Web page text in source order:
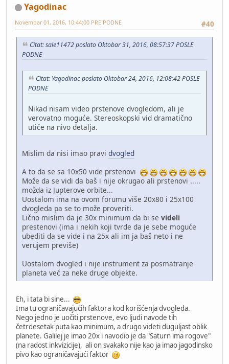
Yagodinac
#40
Novembar 01, 2016, 10:44:00 PRE PODNE
Citat: sale11472 poslato Oktobar 31, 2016, 08:57:37 POSLE
PODNE
Citat: Yagodinac poslato Oktobar 24, 2016, 12:08:42 POSLE
PODNE
Nikad nisam video prstenove dvogledom, ali je
verovatno moguće. Stereoskopski vid dramatično
utiče na nivo detalja.
Mislim da nisi imao pravi dvogled
A to da se sa 10x50 vide prstenovi
Može da se vidi da baš i nije okrugao ali prstenovi .....
možda iz Jupterove orbite...
Uostalom ima na ovom forumu više 20x80 i 25x100
dvogleda pa se to može proveriti.
Lično mislim da je 30x minimum da bi se videli
prestenovi (ima i nekih koji tvrde da je sebe moguće
ubediti da se vide i na 25x ali im ja baš neto i ne
verujem previše)
Uostalom dvogled i nije instrument za posmatranje
planeta već za neke druge objekte.
Eh, i tata bi sine...
Ima tu ograničavajućih faktora kod korišćenja dvogleda.
Nego jedno je uočiti prstenove, evo ljudi navode tih
četrdesetak puta kao minimum, a drugo videti duguljast oblik
planete. Galilej je imao 20x i navodio je da "Saturn ima rogove"
(na radost inkvizicije), ali on svakako nije kao ja imao jagodinsko
pivo kao ograničavajući faktor